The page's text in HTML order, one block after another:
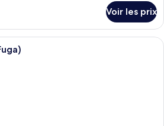
Voir les prix
Une chambre d’hôtel avec deux